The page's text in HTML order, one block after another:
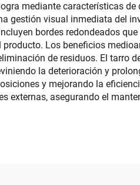
mediante características de
gestión visual inmediata del
bordes redondeados
Los beneficios
de residuos. El tarro
la deterioración y
y mejorando la
externas, asegurando el